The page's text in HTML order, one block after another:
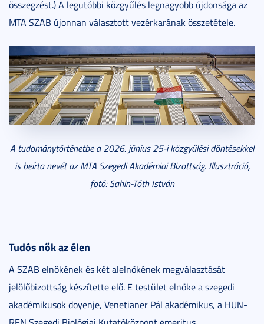
összegzést.) A legutóbbi közgyűlés legnagyobb újdonsága az
MTA SZAB újonnan választott vezérkarának összetétele.
A tudománytörténetbe a 2026. június 25-i közgyűlési döntésekkel
is beírta nevét az MTA Szegedi Akadémiai Bizottság. Illusztráció,
fotó: Sahin-Tóth István
Tudós nők az élen
A SZAB elnökének és két alelnökének megválasztását
jelölőbizottság készítette elő. E testület elnöke a szegedi
akadémikusok doyenje, Venetianer Pál akadémikus, a HUN-